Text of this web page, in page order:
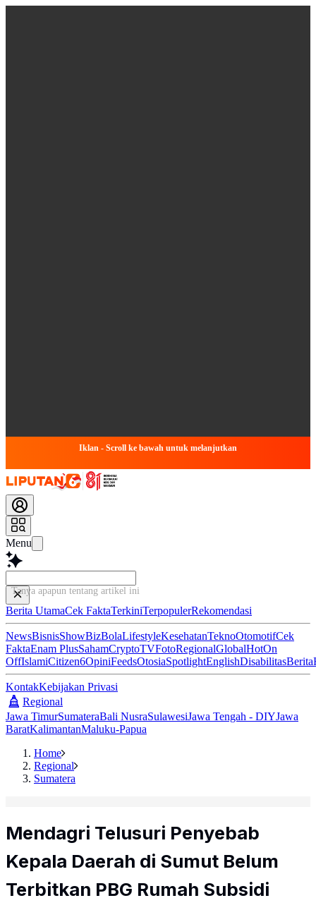
Iklan - Scroll ke bawah untuk melanjutkan
Menu
Tanya apapun tentang artikel ini...
Berita UtamaCek FaktaTerkiniTerpopulerRekomendasi
NewsBisnisShowBizBolaLifestyleKesehatanTeknoOtomotifCek
FaktaEnam PlusSahamCryptoTVFotoRegionalGlobalHotOn
OffIslamiCitizen6OpiniFeedsOtosiaSpotlightEnglishDisabilitasBerita
KontakKebijakan Privasi
Regional
Jawa TimurSumateraBali NusraSulawesiJawa Tengah - DIYJawa
BaratKalimantanMaluku-Papua
Home
Regional
Sumatera
Mendagri Telusuri Penyebab
Kepala Daerah di Sumut Belum
Terbitkan PBG Rumah Subsidi